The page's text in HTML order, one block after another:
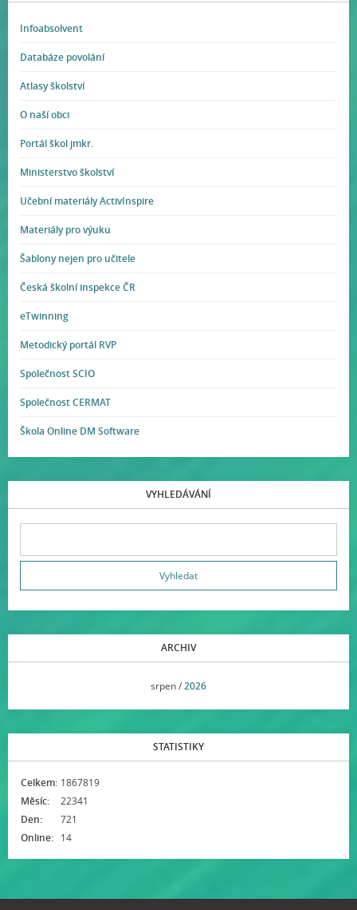
Infoabsolvent
Databáze povolání
Atlasy školství
O naší obci
Portál škol jmkr.
Ministerstvo školství
Učební materiály ActivInspire
Materiály pro výuku
Šablony nejen pro učitele
Česká školní inspekce ČR
eTwinning
Metodický portál RVP
Společnost SCIO
Společnost CERMAT
Škola Online DM Software
VYHLEDÁVÁNÍ
ARCHIV
srpen /2026
STATISTIKY
Online: 14
Celkem: 1867819
Měsíc:
22341
Den:
721